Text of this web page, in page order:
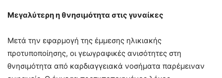
Μεγαλύτερη η θνησιμότητα στις γυναίκες
Μετά την εφαρμογή της έμμεσης ηλικιακής
προτυποποίησης, οι γεωγραφικές ανισότητες στη
θνησιμότητα από καρδιαγγειακά νοσήματα παρέμειναν